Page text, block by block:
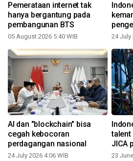
Pemerataan internet tak
hanya bergantung pada
pembangunan BTS
05 August 2026 5:40 WIB 24 July
AI dan "blockchain" bisa
cegah kebocoran
perdagangan nasional
24 July 2026 4:06 WIB
talent
JICA
23